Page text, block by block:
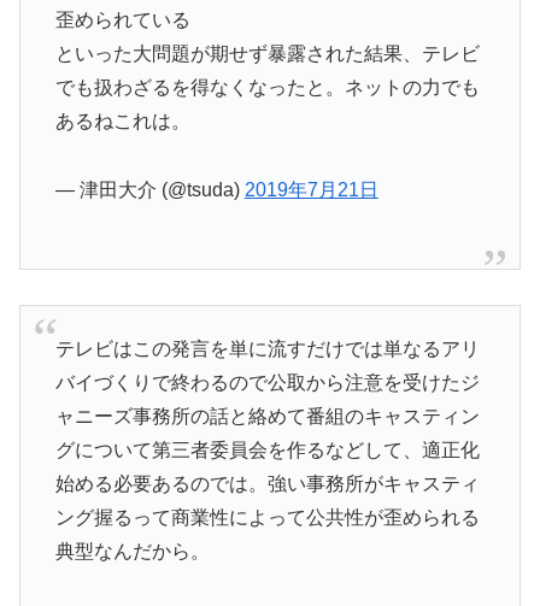
歪められている
といった大問題が期せず暴露された結果、テレビ
でも扱わざるを得なくなったと。ネットの力でも
あるねこれは。
— 津田大介 (@tsuda) 2019年7月21日
テレビはこの発言を単に流すだけでは単なるアリ
バイづくりで終わるので公取から注意を受けたジ
ャニーズ事務所の話と絡めて番組のキャスティン
グについて第三者委員会を作るなどして、適正化
始める必要あるのでは。強い事務所がキャスティ
ング握るって商業性によって公共性が歪められる
典型なんだから。